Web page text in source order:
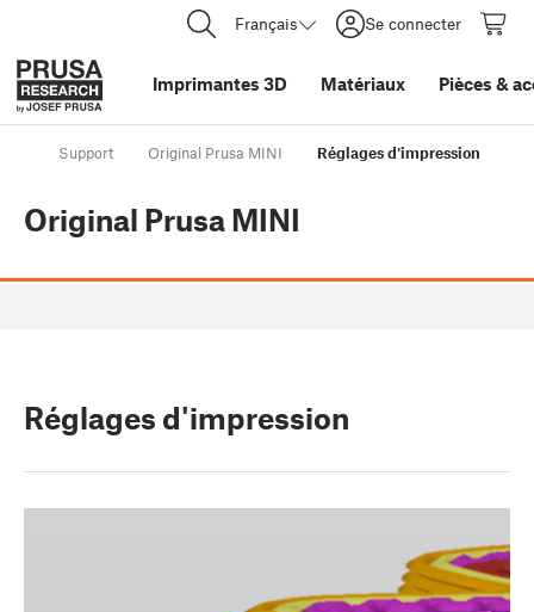
Français Se connecter
Imprimantes 3D Matériaux Pièces &
Support Original Prusa MINI Réglages d'impression
Original Prusa MINI
Réglages d'impression